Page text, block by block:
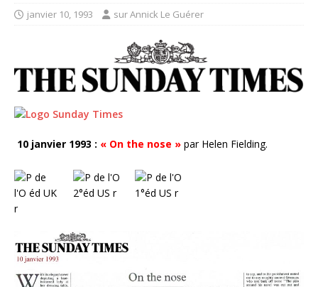
janvier 10, 1993 sur Annick Le Guérer
10 janvier 1993 : « On the nose » par Helen Fielding.